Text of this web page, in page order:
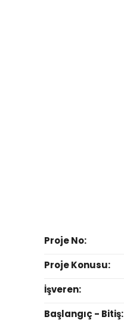
Proje No:
Proje Konusu:
İşveren:
Başlangıç - Bitiş: